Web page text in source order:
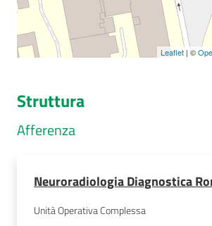
Leaflet | ©
Struttura
Afferenza
Neuroradiologia Diagnostica
Unità Operativa Complessa